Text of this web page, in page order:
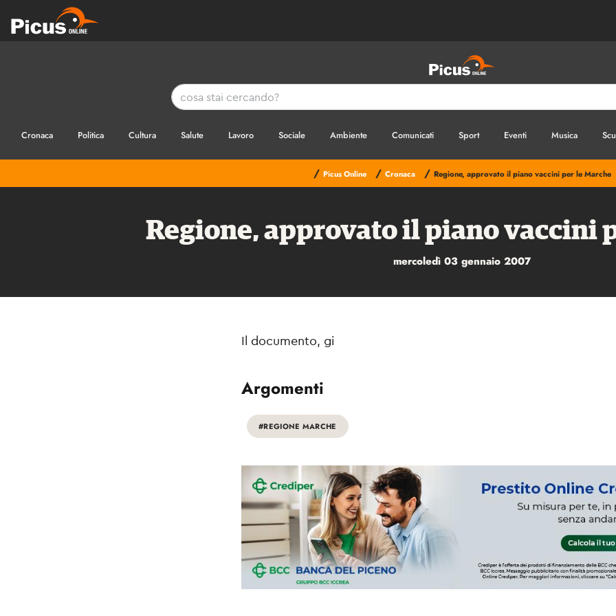
Cronaca Politica Cultura Salute Lavoro Sociale Ambiente Comunicati Sport Eventi Musica
/ Picus Online / Cronaca / Regione, approvato il piano vaccini per le Marche
Regione, approvato il piano vaccini
mercoledì 03 gennaio 2007
Il documento, gi
Argomenti
#REGIONE MARCHE